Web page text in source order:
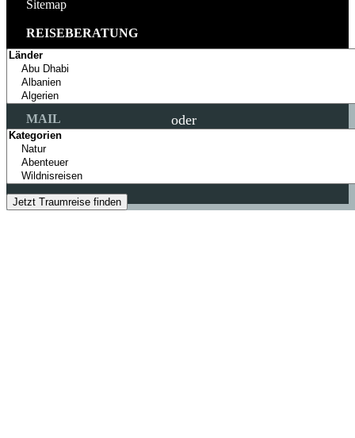
oder
Sitemap
REISEBERATUNG
TELEFON
+49 (0) 89 69393228
MO - SA: 9 - 20 UHR
MAIL
info@colibri-travel.de